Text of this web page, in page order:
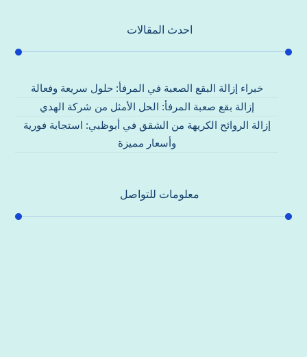
احدث المقالات
خبراء إزالة البقع الصعبة في المرفأ: حلول سريعة وفعالة
إزالة بقع صعبة المرفأ: الحل الأمثل من شركة الهدي
إزالة الروائح الكريهة من الشقق في أبوظبي: استجابة فورية
وأسعار مميزة
معلومات للتواصل